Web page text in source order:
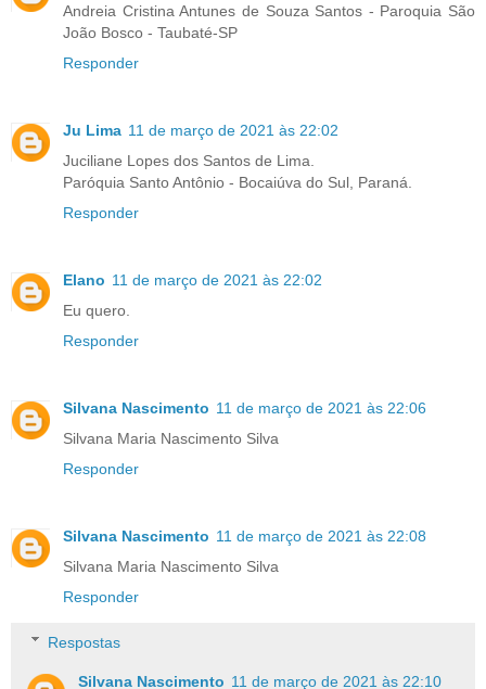
Andreia Cristina Antunes de Souza Santos - Paroquia São
João Bosco - Taubaté-SP
Responder
Ju Lima 11 de março de 2021 às 22:02
Juciliane Lopes dos Santos de Lima.
Paróquia Santo Antônio - Bocaiúva do Sul, Paraná.
Responder
Elano 11 de março de 2021 às 22:02
Eu quero.
Responder
Silvana Nascimento 11 de março de 2021 às 22:06
Silvana Maria Nascimento Silva
Responder
Silvana Nascimento 11 de março de 2021 às 22:08
Silvana Maria Nascimento Silva
Responder
Respostas
Silvana Nascimento 11 de março de 2021 às 22:10